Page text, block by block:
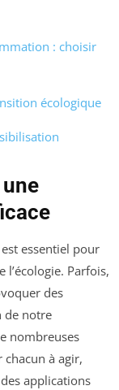
: choisir
écologique
essentiel pour
Parfois,
des
de notre
nombreuses
à agir,
applications